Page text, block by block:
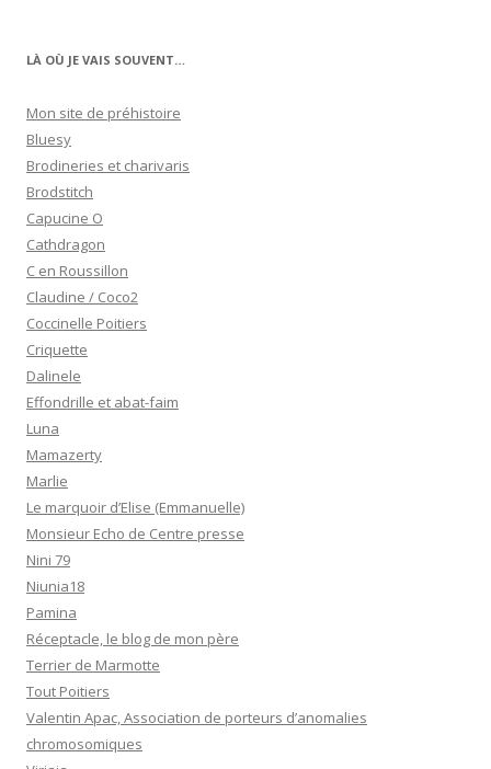
LÀ OÙ JE VAIS SOUVENT…
Mon site de préhistoire
Bluesy
Brodineries et charivaris
Brodstitch
Capucine O
Cathdragon
C en Roussillon
Claudine / Coco2
Coccinelle Poitiers
Criquette
Dalinele
Effondrille et abat-faim
Luna
Mamazerty
Marlie
Le marquoir d’Elise (Emmanuelle)
Monsieur Echo de Centre presse
Nini 79
Niunia18
Pamina
Réceptacle, le blog de mon père
Terrier de Marmotte
Tout Poitiers
Valentin Apac, Association de porteurs d’anomalies
chromosomiques